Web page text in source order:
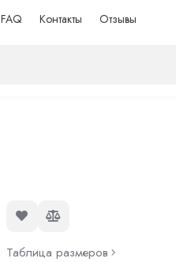
FAQ Контакты Отзывы
Таблица размеров